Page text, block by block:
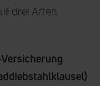
drei Arten